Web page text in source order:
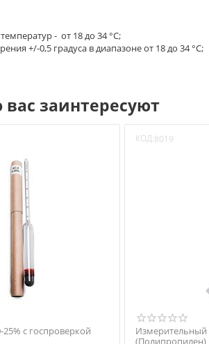
- от 18 до 34 °С;
+/-0,5 градуса в диапазоне от 18 до 34 °С;
заинтересуют
с госпроверкой
КОД:8019
Измерительный
(Полипропилен)